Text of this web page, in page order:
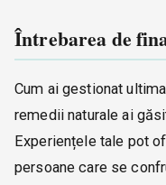
Întrebarea de
Cum ai gestionat
remedii naturale ai
Experiențele tale pot
persoane care se